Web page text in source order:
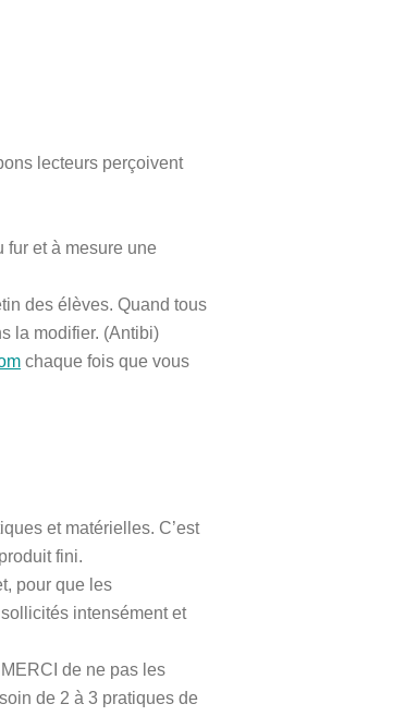
lecteurs perçoivent
et à mesure une
des élèves. Quand tous
la modifier. (Antibi)
chaque fois que vous
et matérielles. C’est
fini.
pour que les
intensément et
de ne pas les
de 2 à 3 pratiques de